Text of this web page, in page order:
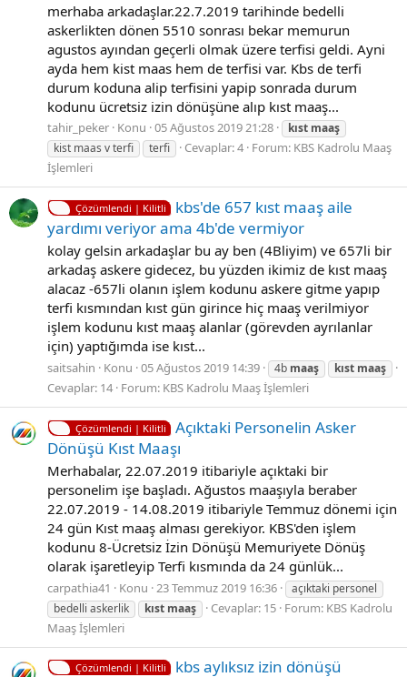
merhaba arkadaşlar.22.7.2019 tarihinde bedelli
askerlikten dönen 5510 sonrası bekar memurun
agustos ayından geçerli olmak üzere terfisi geldi. Ayni
ayda hem kist maas hem de terfisi var. Kbs de terfi
durum koduna alip terfisini yapip sonrada durum
kodunu ücretsiz izin dönüşüne alıp kıst maaş...
tahir_peker Konu 05 Ağustos 2019 21:28 kıst maaş
kist maas v terfi
terfi Cevaplar: 4 Forum: KBS Kadrolu Maaş
İşlemleri
Çözümlendi | Kilitli
kbs'de 657 kıst maaş aile
yardımı veriyor ama 4b'de vermiyor
kolay gelsin arkadaşlar bu ay ben (4Bliyim) ve 657li bir
arkadaş askere gidecez, bu yüzden ikimiz de kıst maaş
alacaz -657li olanın işlem kodunu askere gitme yapıp
terfi kısmından kıst gün girince hiç maaş verilmiyor
işlem kodunu kıst maaş alanlar (görevden ayrılanlar
için) yaptığımda ise kıst...
saitsahin Konu 05 Ağustos 2019 14:39 4b maaş kıst maaş
Cevaplar: 14 Forum: KBS Kadrolu Maaş İşlemleri
Çözümlendi | Kilitli
Açıktaki Personelin Asker
Dönüşü Kıst Maaşı
Merhabalar, 22.07.2019 itibariyle açıktaki bir
personelim işe başladı. Ağustos maaşıyla beraber
22.07.2019 - 14.08.2019 itibariyle Temmuz dönemi için
24 gün Kıst maaş alması gerekiyor. KBS'den işlem
kodunu 8-Ücretsiz İzin Dönüşü Memuriyete Dönüş
olarak işaretleyip Terfi kısmında da 24 günlük...
carpathia41 Konu 23 Temmuz 2019 16:36
açıktaki personel
bedelli askerlik
kıst maaş Cevaplar: 15 Forum: KBS Kadrolu
Maaş İşlemleri
Çözümlendi | Kilitli kbs aylıksız izin dönüşü